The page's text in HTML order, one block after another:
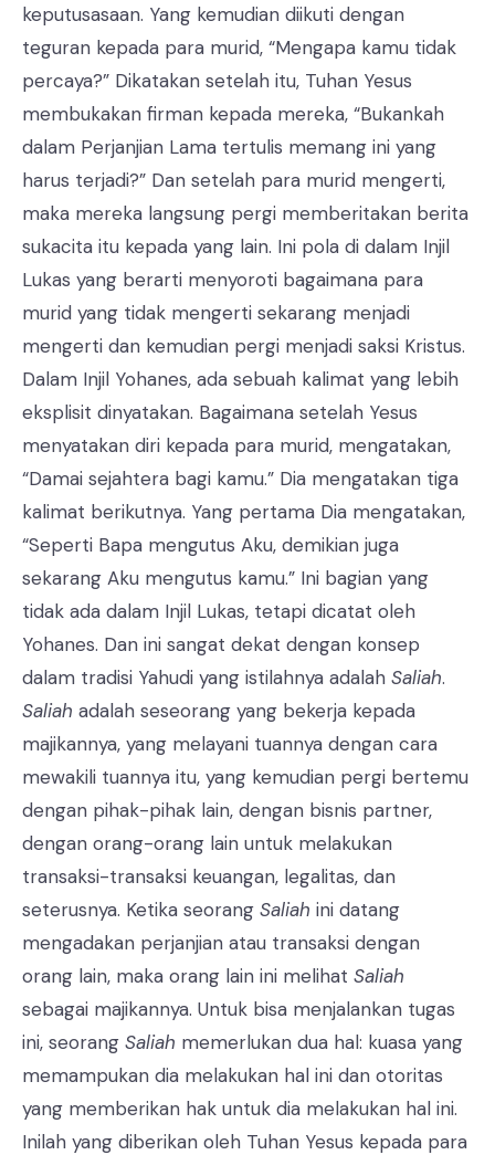
keputusasaan. Yang kemudian diikuti dengan
teguran kepada para murid, “Mengapa kamu tidak
percaya?” Dikatakan setelah itu, Tuhan Yesus
membukakan firman kepada mereka, “Bukankah
dalam Perjanjian Lama tertulis memang ini yang
harus terjadi?” Dan setelah para murid mengerti,
maka mereka langsung pergi memberitakan berita
sukacita itu kepada yang lain. Ini pola di dalam Injil
Lukas yang berarti menyoroti bagaimana para
murid yang tidak mengerti sekarang menjadi
mengerti dan kemudian pergi menjadi saksi Kristus.
Dalam Injil Yohanes, ada sebuah kalimat yang lebih
eksplisit dinyatakan. Bagaimana setelah Yesus
menyatakan diri kepada para murid, mengatakan,
“Damai sejahtera bagi kamu.” Dia mengatakan tiga
kalimat berikutnya. Yang pertama Dia mengatakan,
“Seperti Bapa mengutus Aku, demikian juga
sekarang Aku mengutus kamu.” Ini bagian yang
tidak ada dalam Injil Lukas, tetapi dicatat oleh
Yohanes. Dan ini sangat dekat dengan konsep
dalam tradisi Yahudi yang istilahnya adalah Saliah.
Saliah adalah seseorang yang bekerja kepada
majikannya, yang melayani tuannya dengan cara
mewakili tuannya itu, yang kemudian pergi bertemu
dengan pihak-pihak lain, dengan bisnis partner,
dengan orang-orang lain untuk melakukan
transaksi-transaksi keuangan, legalitas, dan
seterusnya. Ketika seorang Saliah ini datang
mengadakan perjanjian atau transaksi dengan
orang lain, maka orang lain ini melihat Saliah
sebagai majikannya. Untuk bisa menjalankan tugas
ini, seorang Saliah memerlukan dua hal: kuasa yang
memampukan dia melakukan hal ini dan otoritas
yang memberikan hak untuk dia melakukan hal ini.
Inilah yang diberikan oleh Tuhan Yesus kepada para